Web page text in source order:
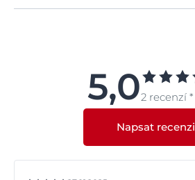
5,02 recenzí *
Napsat recenzi